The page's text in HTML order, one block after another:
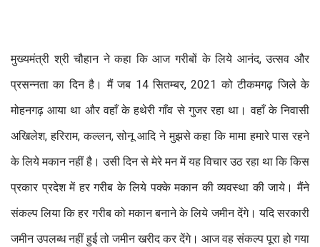
मुख्यमंत्री श्री चौहान ने कहा कि आज गरीबों के लिये आनंद, उत्सव और
प्रसन्नता का दिन है। मैं जब 14 सितम्बर, 2021 को टीकमगढ़ जिले के
मोहनगढ़ आया था और वहाँ के हथेरी गाँव से गुजर रहा था। वहाँ के निवासी
अखिलेश, हरिराम, कल्लन, सोनू आदि ने मुझसे कहा कि मामा हमारे पास रहने
के लिये मकान नहीं है। उसी दिन से मेरे मन में यह विचार उठ रहा था कि किस
प्रकार प्रदेश में हर गरीब के लिये पक्के मकान की व्यवस्था की जाये। मैंने
संकल्प लिया कि हर गरीब को मकान बनाने के लिये जमीन देंगे। यदि सरकारी
जमीन उपलब्ध नहीं हुई तो जमीन खरीद कर देंगे। आज वह संकल्प पूरा हो गया